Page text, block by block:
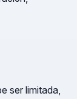
ser limitada,